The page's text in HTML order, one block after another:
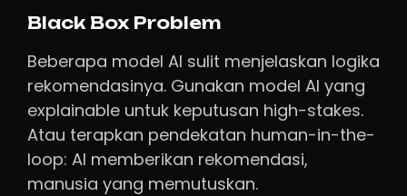
Black Box Problem
Beberapa model AI sulit menjelaskan logika
rekomendasinya. Gunakan model AI yang
explainable untuk keputusan high-stakes.
Atau terapkan pendekatan human-in-the-
loop: AI memberikan rekomendasi,
manusia yang memutuskan.